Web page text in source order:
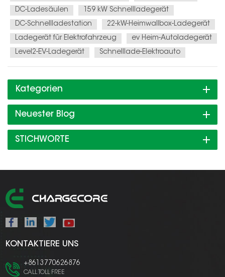
der Branche:&nb...
DC-Ladesäulen
159 kW Schnellladegerät
DC-Schnellladestation
22-kW-Heimwallbox-Ladegerät
Ladegerät für Elektrofahrzeug
ev Heim-Autoladegerät
Level2-EV-Ladegerät
Schnelllade-Elektroauto
Kategorien
Neuester Blog
STICHWORTE
KONTAKTIERE UNS
+8613770626876
CALL TOLL FREE